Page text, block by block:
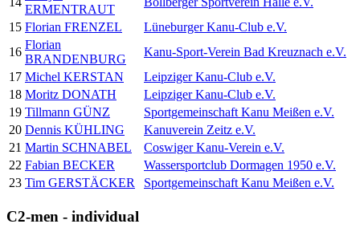
ERMENTRAUT
15 Florian FRENZEL
Lüneburger Kanu-Club e.V.
16
Florian
BRANDENBURG
Kanu-Sport-Verein Bad Kreuznach e.V.
17 Michel KERSTAN
Leipziger Kanu-Club e.V.
18 Moritz DONATH
Leipziger Kanu-Club e.V.
19 Tillmann GÜNZ
Sportgemeinschaft Kanu Meißen e.V.
20 Dennis KÜHLING
Kanuverein Zeitz e.V.
21 Martin SCHNABEL
Coswiger Kanu-Verein e.V.
22 Fabian BECKER
Wassersportclub Dormagen 1950 e.V.
23 Tim GERSTÄCKER Sportgemeinschaft Kanu Meißen e.V.
C2-men - individual